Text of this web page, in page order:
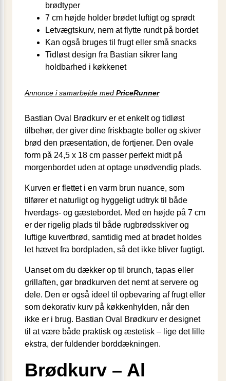
brødtyper
7 cm højde holder brødet luftigt og sprødt
Letvægtskurv, nem at flytte rundt på bordet
Kan også bruges til frugt eller små snacks
Tidløst design fra Bastian sikrer lang
holdbarhed i køkkenet
Annonce i samarbejde med PriceRunner
Bastian Oval Brødkurv er et enkelt og tidløst
tilbehør, der giver dine friskbagte boller og skiver
brød den præsentation, de fortjener. Den ovale
form på 24,5 x 18 cm passer perfekt midt på
morgenbordet uden at optage unødvendig plads.
Kurven er flettet i en varm brun nuance, som
tilfører et naturligt og hyggeligt udtryk til både
hverdags- og gæstebordet. Med en højde på 7 cm
er der rigelig plads til både rugbrødsskiver og
luftige kuvertbrød, samtidig med at brødet holdes
let hævet fra bordpladen, så det ikke bliver fugtigt.
Uanset om du dækker op til brunch, tapas eller
grillaften, gør brødkurven det nemt at servere og
dele. Den er også ideel til opbevaring af frugt eller
som dekorativ kurv på køkkenhylden, når den
ikke er i brug. Bastian Oval Brødkurv er designet
til at være både praktisk og æstetisk – lige det lille
ekstra, der fuldender borddækningen.
Brødkurv – Al